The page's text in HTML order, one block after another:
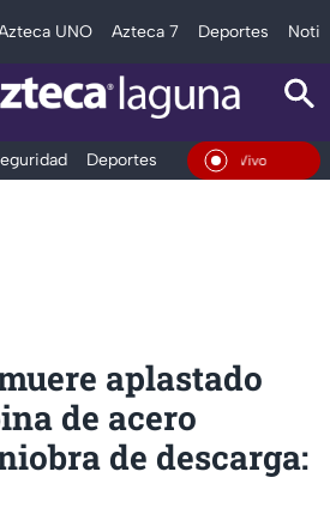
UNO Azteca 7 Deportes
Deportes Entretenimiento
En Vivo
aplastado
de acero
de descarga: